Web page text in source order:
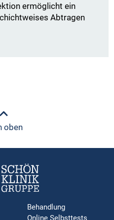
ermöglicht ein
Abtragen
oben
Behandlung
Online Selbsttests